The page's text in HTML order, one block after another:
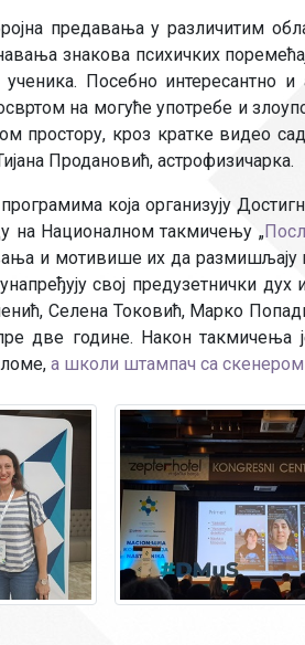
Помоћно-
предавања у различитим
знакова психичких
Посебно интересантно
на могуће употребе и
простору, кроз кратке видео
Продановић, астрофизичарка.
која организују
на Националном такмичењу „
и мотивише их да размишљају
свој предузетнички
Селена Токовић, Марко
две године. Након такмичења
а школи штампач са скенером